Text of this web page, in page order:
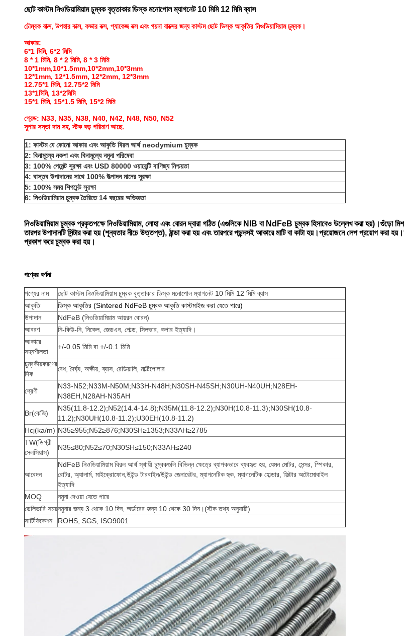
ছোট কাস্টম নিওডিয়ামিয়াম চুম্বক বৃত্তাকার ডিস্ক মনোপোল ম্যাগনেট 10 মিমি 12 মিমি ব্যাস
চৌম্বক বাক্স, উপহার বাক্স, কভার বক্স, প্যাকেজ বক্স এবং গয়না বাক্সের জন্য কাস্টম ছোট ডিস্ক আকৃতির নিওডিয়ামিয়াম চুম্বক।
আকার:
6*1 মিমি, 6*2 মিমি
8 * 1 মিমি, 8 * 2 মিমি, 8 * 3 মিমি
10*1mm,10*1.5mm,10*2mm,10*3mm
12*1mm, 12*1.5mm, 12*2mm, 12*3mm
12.75*1 মিমি, 12.75*2 মিমি
13*1মিমি, 13*2মিমি
15*1 মিমি, 15*1.5 মিমি, 15*2 মিমি
গ্রেড: N33, N35, N38, N40, N42, N48, N50, N52
সুপার সস্তা দাম সহ, স্টক বড় পরিমাণ আছে.
1: কাস্টম যে কোনো আকার এবং আকৃতি বিরল আর্থ neodymium চুম্বক
2: বিনামূল্যে নকশা এবং বিনামূল্যে নমুনা পরিষেবা
3: 100% পেমেন্ট সুরক্ষা এবং USD 80000 ওয়ারেন্টি বাণিজ্য নিশ্চয়তা
4: বাস্তব উপাদানের সাথে 100% উত্পাদন মানের সুরক্ষা
5: 100% সময় শিপমেন্ট সুরক্ষা
6: নিওডিয়ামিয়াম চুম্বক তৈরিতে 14 বছরের অভিজ্ঞতা
নিওডিয়ামিয়াম চুম্বক প্রকৃতপক্ষে নিওডিয়ামিয়াম, লোহা এবং বোরন দ্বারা গঠিত (এগুলিকে NIB বা NdFeB চুম্বক হিসাবেও উল্লেখ করা হয়)।গুঁড়ো
তারপর উপাদানটি সিন্টার করা হয় (শূন্যতার নীচে উত্তপ্ত), ঠান্ডা করা হয় এবং তারপরে পছন্দসই আকারে মাটি বা কাটা হয়।প্রয়োজনে লেপ প্রয়োগ
প্রকাশ করে চুম্বক করা হয়।
পণ্যের বর্ণনা
পণ্যের নাম
ছোট কাস্টম নিওডিয়ামিয়াম চুম্বক বৃত্তাকার ডিস্ক মনোপোল ম্যাগনেট 10 মিমি 12 মিমি ব্যাস
আকৃতি
ডিস্ক আকৃতির (Sintered NdFeB চুম্বক আকৃতি কাস্টমাইজ করা যেতে পারে)
উপাদান
NdFeB (নিওডিয়ামিয়াম আয়রন বোরন)
আবরণ
নি-কিউ-নি, নিকেল, জেডএন, গোল্ড, সিলভার, কপার ইত্যাদি।
আকারে
সহনশীলতা
+/-0.05 মিমি বা +/-0.1 মিমি
চুম্বকীয়করণের
দিক
বেধ, দৈর্ঘ্য, অক্ষীয়, ব্যাস, রেডিয়ালি, মাল্টিপোলার
শ্রেণী
N33-N52;N33M-N50M;N33H-N48H;N30SH-N45SH;N30UH-N40UH;N28EH-
N38EH, N28AH-N35AH
Br(কেজি)
N35(11.8-12.2);N52(14.4-14.8);N35M(11.8-12.2);N30H(10.8-11.3);N30SH(10.8-
11.2);N30UH(10.8-11.2);U30EH(10.8-11.2)
Hcj(ka/m) N35≥955;N52≥876;N30SH≥1353;N33AH≥2785
TW(ডিগ্রী
সেলসিয়াস)
N35≤80;N52≤70;N30SH≤150;N33AH≤240
আবেদন
NdFeB নিওডিয়ামিয়াম বিরল আর্থ স্থায়ী চুম্বকগুলি বিভিন্ন ক্ষেত্রে ব্যাপকভাবে ব্যবহৃত হয়, যেমন মোটর, সেন্সর, স্পিকার,
রোটর, অ্যালার্ম, মাইক্রোফোন,উইন্ড টারবাইন/উইন্ড জেনারেটর, ম্যাগনেটিক হুক, ম্যাগনেটিক হোল্ডার, ফিল্টার অটোমোবাইল
ইত্যাদি
MOQ
নমুনা দেওয়া যেতে পারে
ডেলিভারি সময়নমুনার জন্য 3 থেকে 10 দিন, অর্ডারের জন্য 10 থেকে 30 দিন।(স্টক তথ্য অনুযায়ী)
সার্টিফিকেশন
ROHS, SGS, ISO9001